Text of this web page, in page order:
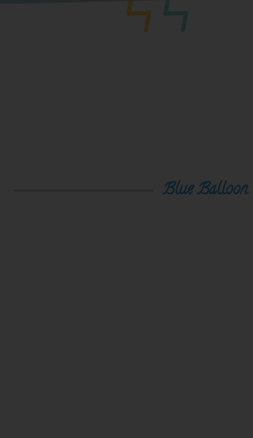
Blue Balloon